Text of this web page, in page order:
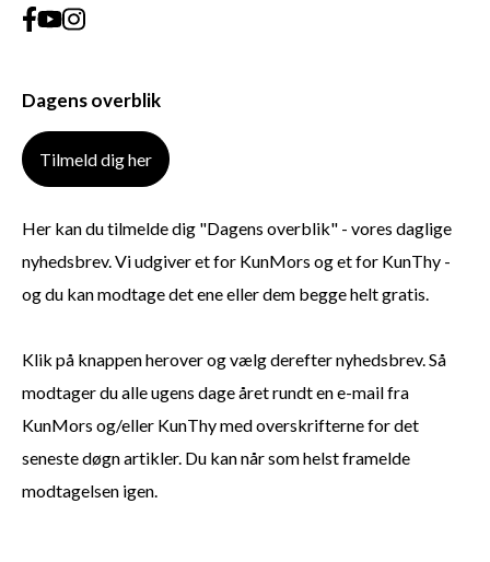
Dagens overblik
Tilmeld dig her
Her kan du tilmelde dig "Dagens overblik" - vores daglige
nyhedsbrev. Vi udgiver et for KunMors og et for KunThy -
og du kan modtage det ene eller dem begge helt gratis.
Klik på knappen herover og vælg derefter nyhedsbrev. Så
modtager du alle ugens dage året rundt en e-mail fra
KunMors og/eller KunThy med overskrifterne for det
seneste døgn artikler. Du kan når som helst framelde
modtagelsen igen.